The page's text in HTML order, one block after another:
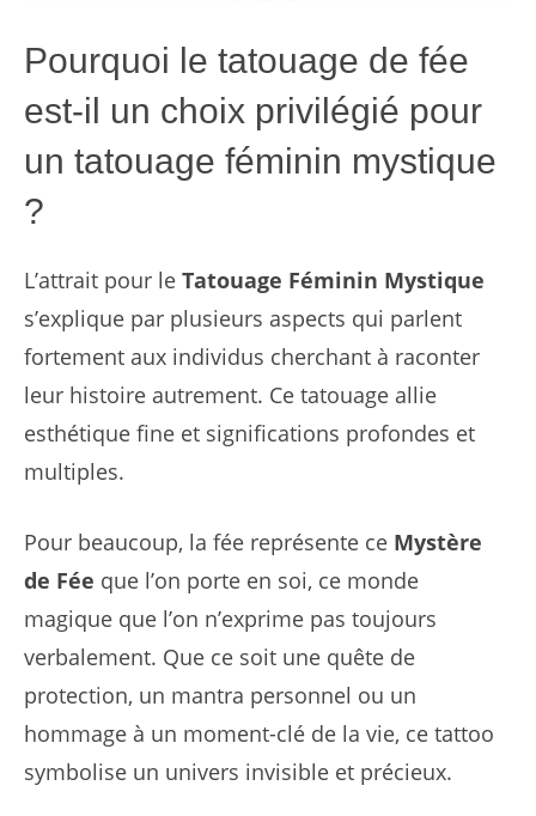
Pourquoi le tatouage de fée
est-il un choix privilégié pour
un tatouage féminin mystique
?
L’attrait pour le Tatouage Féminin Mystique
s’explique par plusieurs aspects qui parlent
fortement aux individus cherchant à raconter
leur histoire autrement. Ce tatouage allie
esthétique fine et significations profondes et
multiples.
Pour beaucoup, la fée représente ce Mystère
de Fée que l’on porte en soi, ce monde
magique que l’on n’exprime pas toujours
verbalement. Que ce soit une quête de
protection, un mantra personnel ou un
hommage à un moment-clé de la vie, ce tattoo
symbolise un univers invisible et précieux.